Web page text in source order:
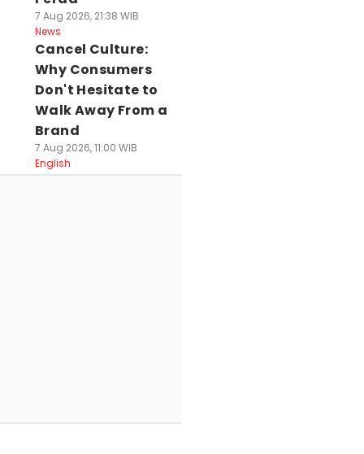
7 Aug 2026, 21:38 WIB
News
Cancel Culture:
Why Consumers
Don't Hesitate to
Walk Away From a
Brand
7 Aug 2026, 11:00 WIB
English